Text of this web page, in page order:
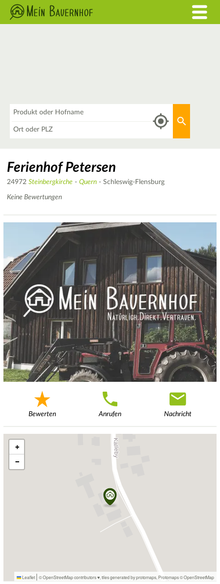
Ferienhof Petersen
24972 Steinbergkirche - Quern - Schleswig-Flensburg
Keine Bewertungen
Bewerten Anrufen Nachricht
+
−
Leaflet | © OpenStreetMap contributors ♥, tiles generated by protomaps Protomaps©OpenStreetMap